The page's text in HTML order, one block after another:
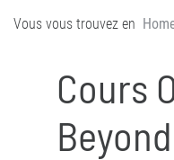
Vous vous trouvez en
Cours